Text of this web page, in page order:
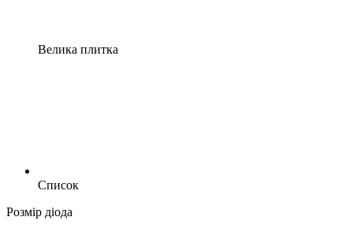
Велика плитка
Список
Розмір діода